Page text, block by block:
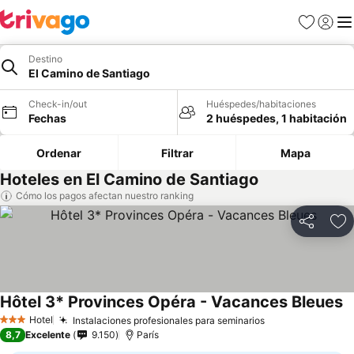
Favoritos
Iniciar
Destino
El Camino de Santiago
Check-in/out
Fechas
Huéspedes/habitaciones
2 huéspedes, 1 habitación
Ordenar Filtrar Mapa
Hoteles en El Camino de Santiago
Cómo los pagos afectan nuestro ranking
Compartir
3 Estrellas
Hotel Instalaciones profesionales para seminarios
Hôtel 3* Provinces Opéra - Vacances Bleues
8,7 Excelente 9.150 París